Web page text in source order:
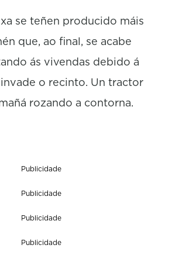
se teñen producido máis
que, ao final, se acabe
ás vivendas debido á
o recinto. Un tractor
rozando a contorna.
Publicidade
Publicidade
Publicidade
Publicidade